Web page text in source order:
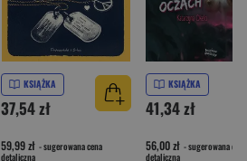
KSIĄŻKA
37,54 zł
59,99 zł - sugerowana cena
detaliczna
KSIĄŻKA
41,34 zł
56,00 zł - sugerowana cena
detaliczna